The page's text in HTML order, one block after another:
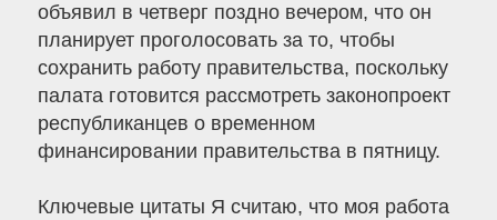
объявил в четверг поздно вечером, что он
планирует проголосовать за то, чтобы
сохранить работу правительства, поскольку
палата готовится рассмотреть законопроект
республиканцев о временном
финансировании правительства в пятницу.
Ключевые цитаты Я считаю, что моя работа